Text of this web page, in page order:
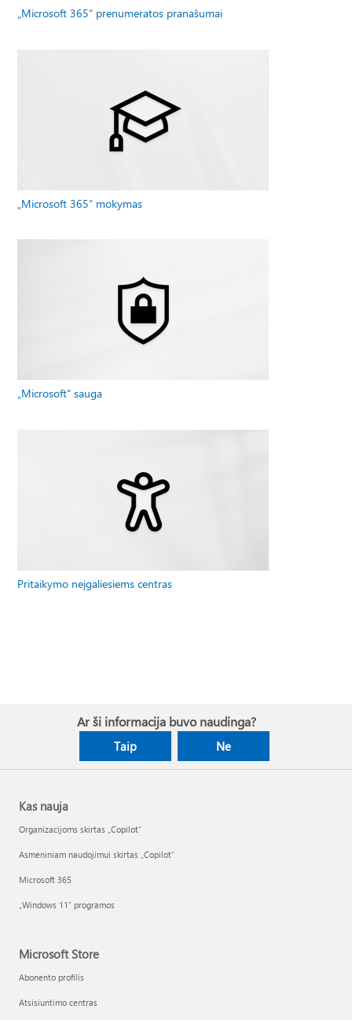
„Microsoft 365“ prenumeratos pranašumai
„Microsoft 365“ mokymas
„Microsoft“ sauga
Pritaikymo neįgaliesiems centras
Ar ši informacija buvo naudinga?
Taip Ne
Kas nauja
Organizacijoms skirtas „Copilot“
Asmeniniam naudojimui skirtas „Copilot“
Microsoft 365
„Windows 11“ programos
Microsoft Store
Abonento profilis
Atsisiuntimo centras